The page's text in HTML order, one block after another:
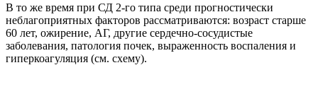
В то же время при СД 2-го типа среди прогностически
неблагоприятных факторов рассматриваются: возраст старше
60 лет, ожирение, АГ, другие сердечно-сосудистые
заболевания, патология почек, выраженность воспаления и
гиперкоагуляция (см. схему).